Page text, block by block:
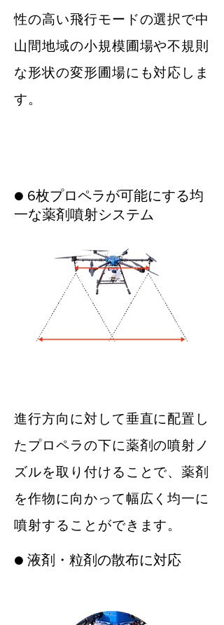
性の高い飛行モードの選択で中
山間地域の小規模圃場や不規則
な形状の変形圃場にも対応しま
す。
​進行方向に対して垂直に配置し
たプロペラの下に薬剤の噴射ノ
ズルを取り付けることで、薬剤
を作物に向かって幅広く均一に
噴射することができます。
​● 6枚プロペラが可能にする均
一な薬剤噴射システム
​● 液剤・粒剤の散布に対応